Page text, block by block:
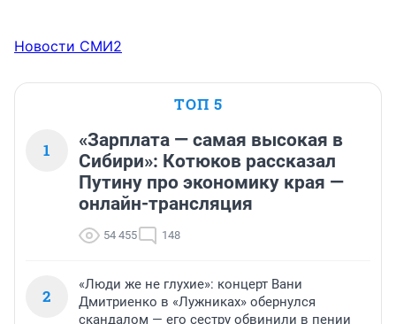
Новости СМИ2
ТОП 5
1
«Зарплата — самая высокая в
Сибири»: Котюков рассказал
Путину про экономику края —
онлайн-трансляция
54 455 148
2
«Люди же не глухие»: концерт Вани
Дмитриенко в «Лужниках» обернулся
скандалом — его сестру обвинили в пении